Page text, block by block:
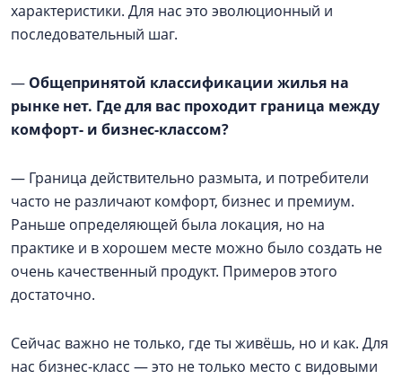
характеристики. Для нас это эволюционный и
последовательный шаг.
— Общепринятой классификации жилья на
рынке нет. Где для вас проходит граница между
комфорт- и бизнес-классом?
— Граница действительно размыта, и потребители
часто не различают комфорт, бизнес и премиум.
Раньше определяющей была локация, но на
практике и в хорошем месте можно было создать не
очень качественный продукт. Примеров этого
достаточно.
Сейчас важно не только, где ты живёшь, но и как. Для
нас бизнес-класс — это не только место с видовыми